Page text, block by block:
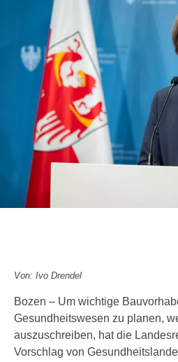
Von: Ivo Drendel
Bozen – Um wichtige
Gesundheitswesen zu planen,
auszuschreiben, hat die
Vorschlag von